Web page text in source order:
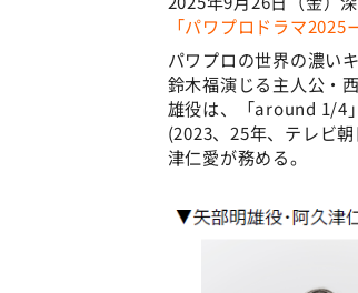
「パワプロドラマ2025
パワプロの世界の濃い
鈴木福演じる主人公・
雄役は、「around 1/4
(2023、25年、テレビ
津仁愛が務める。